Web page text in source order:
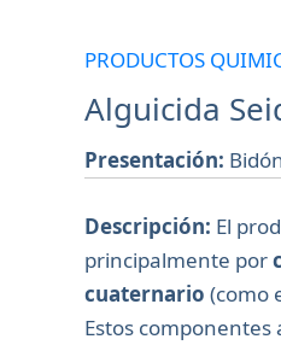
PRODUCTOS
Alguicida
Presentación:
Descripción: El
principalmente por
cuaternario (como
Estos
X
Lts
cantidad